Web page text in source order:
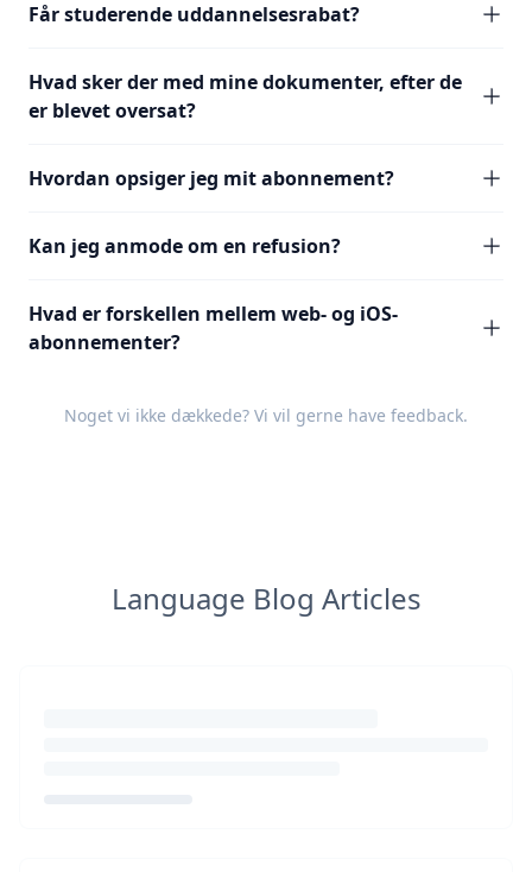
Får studerende uddannelsesrabat?
Hvad sker der med mine dokumenter, efter de
er blevet oversat?
Hvordan opsiger jeg mit abonnement?
Kan jeg anmode om en refusion?
Hvad er forskellen mellem web- og iOS-
abonnementer?
Noget vi ikke dækkede? Vi vil gerne have feedback.
Language Blog Articles